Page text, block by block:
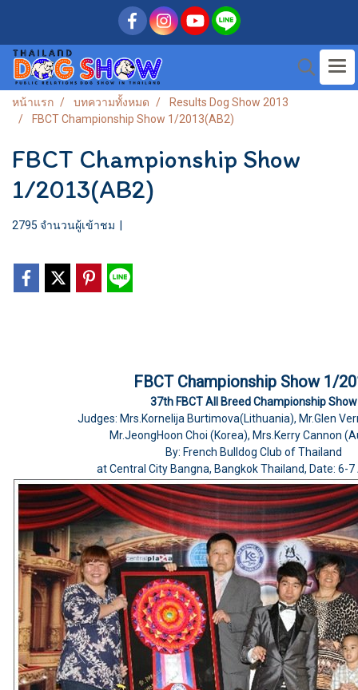
หน้าแรก บทความทั้งหมด
Results Dog Show 2013
FBCT Championship Show 1/2013(AB2)
FBCT Championship Show
1/2013(AB2)
2795 จำนวนผู้เข้าชม
FBCT Championship Show 1/
37th FBCT All Breed Championship Show
Judges: Mrs.Kornelija Burtimova(Lithuania), Mr.Glen
Mr.JeongHoon Choi (Korea), Mrs.Kerry Cannon
By: French Bulldog Club of Thailand
at Central City Bangna, Bangkok Thailand, Date: 6-7